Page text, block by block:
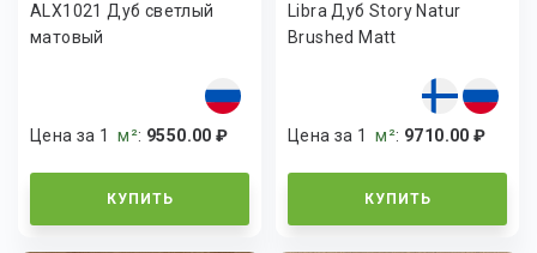
ALX1021 Дуб светлый
матовый
Цена за 1м²: 9550.00 ₽
КУПИТЬ
Libra Дуб Story Natur
Brushed Matt
Цена за 1м²: 9710.00 ₽
КУПИТЬ